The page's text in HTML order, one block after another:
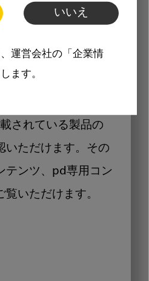
いいえ
運営会社の「企業情
ます。
も閲覧可能
されている製品の
いただけます。その
テンツ、pd専用コン
いただけます。